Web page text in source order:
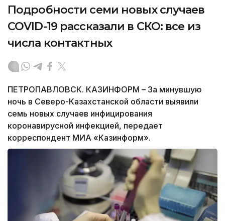
Подробности семи новых случаев
COVID-19 рассказали в СКО: все из
числа контактных
ПЕТРОПАВЛОВСК. КАЗИНФОРМ – За минувшую
ночь в Северо-Казахстанской области выявили
семь новых случаев инфицирования
коронавирусной инфекцией, передает
корреспондент МИА «Казинформ».